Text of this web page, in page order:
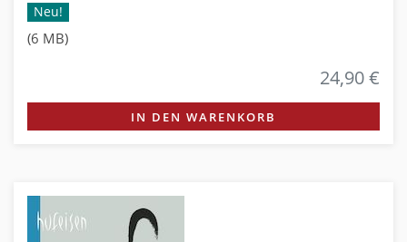
Neu!
(6 MB)
24,90 €
IN DEN WARENKORB